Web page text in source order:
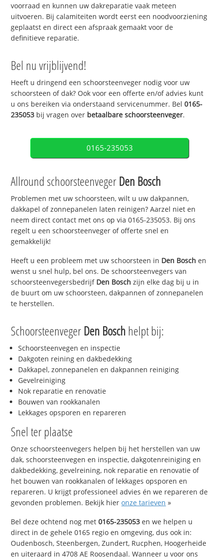
voorraad en kunnen uw dakreparatie vaak meteen
uitvoeren. Bij calamiteiten wordt eerst een noodvoorziening
geplaatst en direct een afspraak gemaakt voor de
definitieve reparatie.
Bel nu vrijblijvend!
Heeft u dringend een schoorsteenveger nodig voor uw
schoorsteen of dak? Ook voor een offerte en/of advies kunt
u ons bereiken via onderstaand servicenummer. Bel0165-
235053 bij vragen over betaalbare schoorsteenveger.
0165-235053
Allround schoorsteenveger Den Bosch
Problemen met uw schoorsteen, wilt u uw dakpannen,
dakkapel of zonnepanelen laten reinigen? Aarzel niet en
neem direct contact met ons op via 0165-235053. Bij ons
regelt u een schoorsteenveger of offerte snel en
gemakkelijk!
Heeft u een probleem met uw schoorsteen in Den Bosch en
wenst u snel hulp, bel ons. De schoorsteenvegers van
schoorsteenvegersbedrijf Den Bosch zijn elke dag bij u in
de buurt om uw schoorsteen, dakpannen of zonnepanelen
te herstellen.
Schoorsteenveger Den Bosch helpt bij:
Schoorsteenvegen en inspectie
Dakgoten reining en dakbedekking
Dakkapel, zonnepanelen en dakpannen reiniging
Gevelreiniging
Nok reparatie en renovatie
Bouwen van rookkanalen
Lekkages opsporen en repareren
Snel ter plaatse
Onze schoorsteenvegers helpen bij het herstellen van uw
dak, schoorsteenvegen en inspectie, dakgotenreiniging en
dakbedekking, gevelreining, nok reparatie en renovatie of
het bouwen van rookkanalen of lekkages opsporen en
repareren. U krijgt professioneel advies én we repareren de
gevonden problemen. Bekijk hieronze tarieven »
Bel deze ochtend nog met0165-235053 en we helpen u
direct in de gehele 0165 regio en omgeving, dus ook in:
Oudenbosch, Steenbergen, Zundert, Rucphen, Hoogerheide
en uiteraard in 4708 AE Roosendaal. Wanneer u voor ons